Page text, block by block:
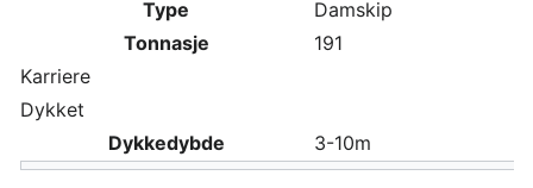
Type
Damskip
Tonnasje
191
Karriere
Dykket
Dykkedybde
3-10m